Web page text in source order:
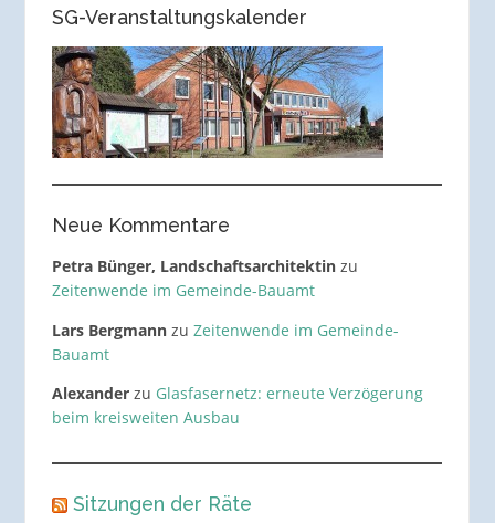
SG-Veranstaltungskalender
Neue Kommentare
Petra Bünger, Landschaftsarchitektinzu
Zeitenwende im Gemeinde-Bauamt
Lars Bergmannzu Zeitenwende im Gemeinde-
Bauamt
Alexanderzu Glasfasernetz: erneute Verzögerung
beim kreisweiten Ausbau
Sitzungen der Räte